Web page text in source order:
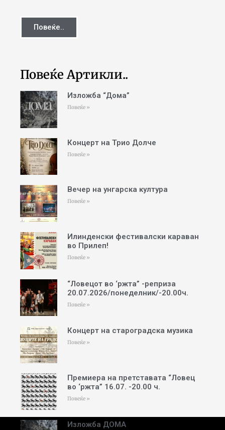
Повеќе..
Повеќе Артикли..
Изложба “Дома”
Повеќе »
Концерт на Трио Долче
Повеќе »
Вечер на унгарска култура
Повеќе »
Илинденски фестивалски караван
во Прилеп!
Повеќе »
“Ловецот во ‘ржта” -реприза
20.07.2026/понеделник/-20.00ч.
Повеќе »
Концерт на староградска музика
Повеќе »
Премиера на претставата “Ловец
во ‘ржта” 16.07. -20.00 ч.
Повеќе »
Изложба ДОМА